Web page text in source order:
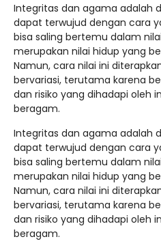
Integritas dan agama adalah
dapat terwujud dengan cara
bisa saling bertemu dalam
merupakan nilai hidup yang
Namun, cara nilai ini
bervariasi, terutama karena
dan risiko yang dihadapi oleh
beragam.
Integritas dan agama adalah
dapat terwujud dengan cara
bisa saling bertemu dalam
merupakan nilai hidup yang
Namun, cara nilai ini
bervariasi, terutama karena
dan risiko yang dihadapi oleh
beragam.